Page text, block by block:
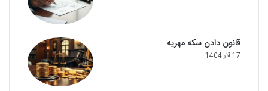
قانون دادن سکه مهریه
17 آذر 1404